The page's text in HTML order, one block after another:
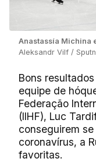
Anastassía Michina
Aleksandr Vilf /
Bons
equipe de
Federação
(IIHF), Luc
conseguirem
coronavírus, a
favoritas.